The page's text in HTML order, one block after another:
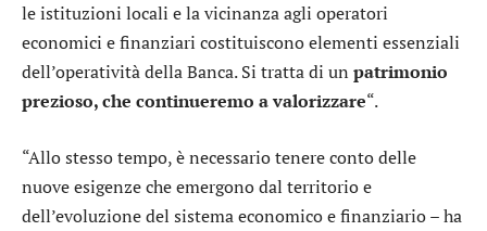
le istituzioni locali e la vicinanza agli operatori
economici e finanziari costituiscono elementi essenziali
dell’operatività della Banca. Si tratta di un patrimonio
prezioso, che continueremo a valorizzare“.
“Allo stesso tempo, è necessario tenere conto delle
nuove esigenze che emergono dal territorio e
dell’evoluzione del sistema economico e finanziario – ha